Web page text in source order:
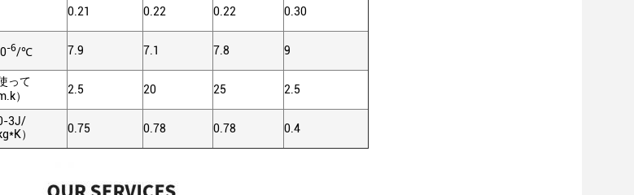
0.21 0.22 0.22 0.30
-6/℃ 7.9 7.1 7.8 9
って
）
2.5 20 25 2.5
3J/
）
0.75 0.78 0.78 0.4